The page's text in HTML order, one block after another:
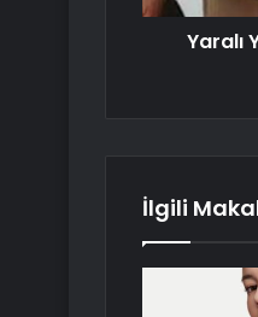
Yaralı
İlgili